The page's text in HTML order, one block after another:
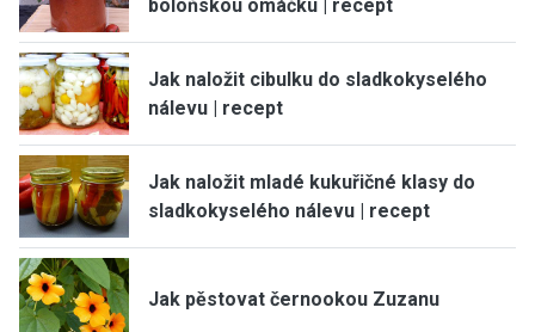
boloňskou omáčku | recept
Jak naložit cibulku do sladkokyselého
nálevu | recept
Jak naložit mladé kukuřičné klasy do
sladkokyselého nálevu | recept
Jak pěstovat černookou Zuzanu